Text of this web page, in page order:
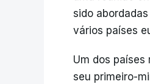
sido
vários países
Um dos
seu primeiro-